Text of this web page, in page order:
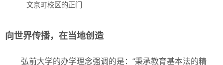
文京町校区的正门
向世界传播，在当地创造
弘前大学的办学理念强调的是：“秉承教育基本法的精